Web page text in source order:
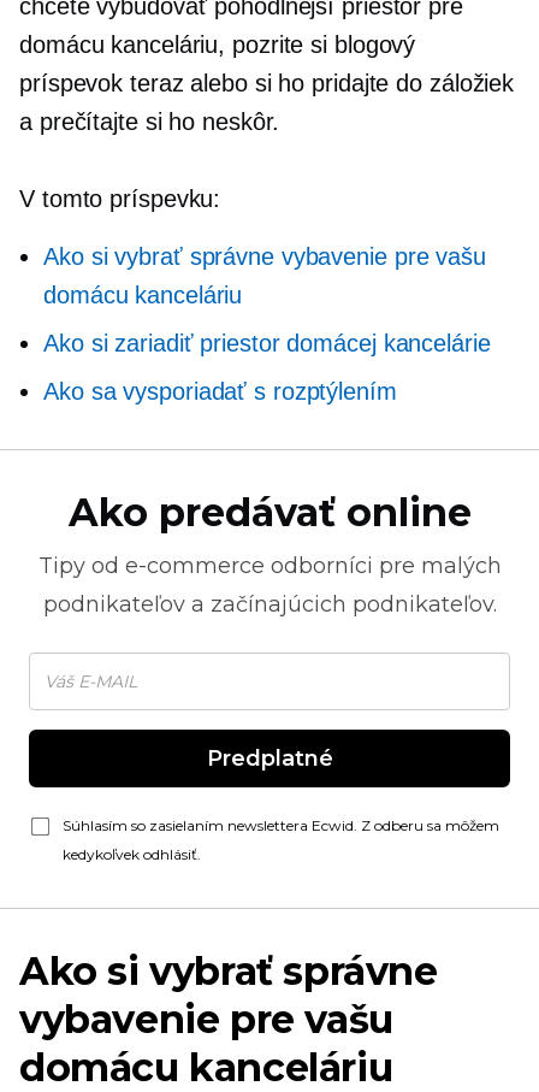
chcete vybudovať pohodlnejší priestor pre
domácu kanceláriu, pozrite si blogový
príspevok teraz alebo si ho pridajte do záložiek
a prečítajte si ho neskôr.
V tomto príspevku:
Ako si vybrať správne vybavenie pre vašu
domácu kanceláriu
Ako si zariadiť priestor domácej kancelárie
Ako sa vysporiadať s rozptýlením
Ako predávať online
Tipy od e-commerce odborníci pre malých
podnikateľov a začínajúcich podnikateľov.
Predplatné
Súhlasím so zasielaním newslettera Ecwid. Z odberu sa môžem
kedykoľvek odhlásiť.
Ako si vybrať správne
vybavenie pre vašu
domácu kanceláriu